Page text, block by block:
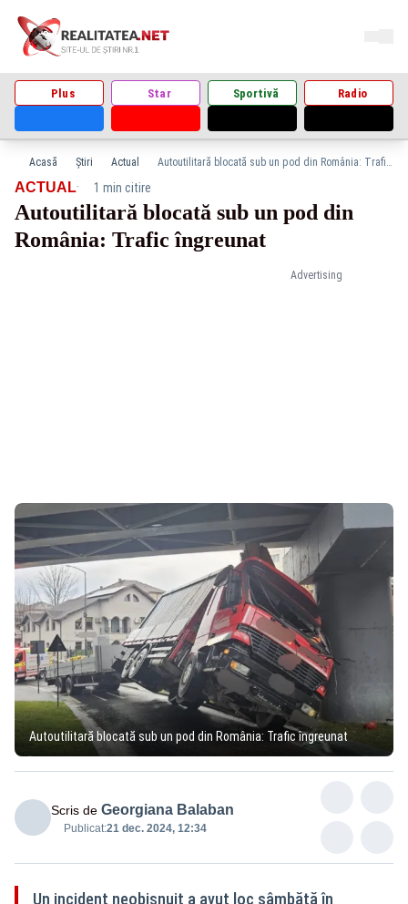
Plus Star Sportivă Radio
Acasă Știri Actual Autoutilitară blocată sub un pod din România: Trafic îngreunat
Advertising
ACTUAL· 1 min citire
Autoutilitară blocată sub un pod din
România: Trafic îngreunat
Autoutilitară blocată sub un pod din România: Trafic îngreunat
Scris de Georgiana Balaban
Publicat:21 dec. 2024, 12:34
Un incident neobișnuit a avut loc sâmbătă în